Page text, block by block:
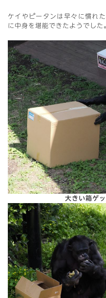
ケイやピータンは早々に慣れ
に中身を堪能できたようでした
大きい箱ゲ